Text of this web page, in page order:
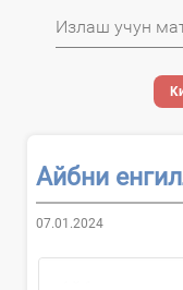
Айбни
07.01.2024